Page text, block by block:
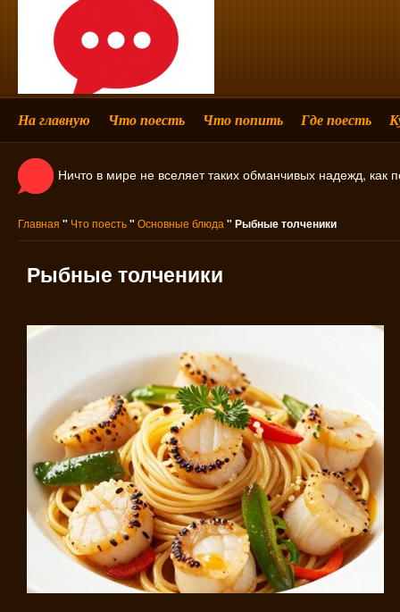
На главную Что поесть Что попить Где поесть
Ничто в мире не вселяет таких обманчивых надежд, как
Главная " Что поесть" Основные блюда " Рыбные толченики
Рыбные толченики